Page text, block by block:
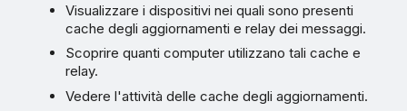
Visualizzare i dispositivi nei quali sono presenti
cache degli aggiornamenti e relay dei messaggi.
Scoprire quanti computer utilizzano tali cache e
relay.
Vedere l'attività delle cache degli aggiornamenti.